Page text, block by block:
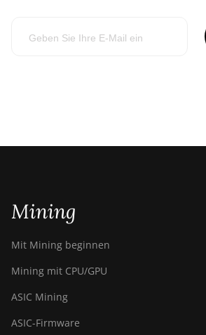
Mining
Mit Mining beginnen
Mining mit CPU/GPU
ASIC Mining
ASIC-Firmware